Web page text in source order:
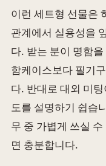
이런 세트형 선물은
관계에서 실용성을
다. 받는 분이 명함
함케이스보다 필기
다. 반대로 대외 미
도를 설명하기 쉽습
무 중 가볍게 쓰실
면 충분합니다.